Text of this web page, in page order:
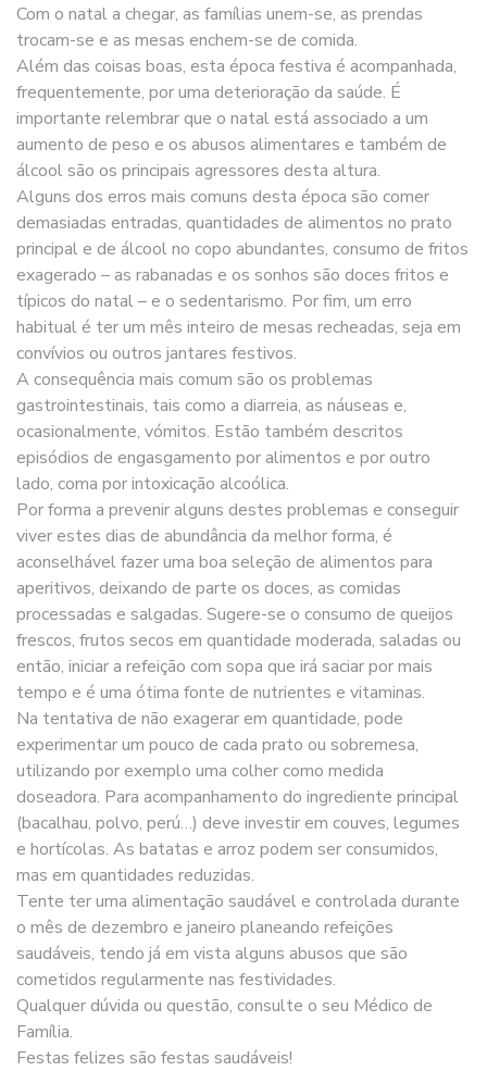
Com o natal a chegar, as famílias unem-se, as prendas
trocam-se e as mesas enchem-se de comida.
Além das coisas boas, esta época festiva é acompanhada,
frequentemente, por uma deterioração da saúde. É
importante relembrar que o natal está associado a um
aumento de peso e os abusos alimentares e também de
álcool são os principais agressores desta altura.
Alguns dos erros mais comuns desta época são comer
demasiadas entradas, quantidades de alimentos no prato
principal e de álcool no copo abundantes, consumo de fritos
exagerado – as rabanadas e os sonhos são doces fritos e
típicos do natal – e o sedentarismo. Por fim, um erro
habitual é ter um mês inteiro de mesas recheadas, seja em
convívios ou outros jantares festivos.
A consequência mais comum são os problemas
gastrointestinais, tais como a diarreia, as náuseas e,
ocasionalmente, vómitos. Estão também descritos
episódios de engasgamento por alimentos e por outro
lado, coma por intoxicação alcoólica.
Por forma a prevenir alguns destes problemas e conseguir
viver estes dias de abundância da melhor forma, é
aconselhável fazer uma boa seleção de alimentos para
aperitivos, deixando de parte os doces, as comidas
processadas e salgadas. Sugere-se o consumo de queijos
frescos, frutos secos em quantidade moderada, saladas ou
então, iniciar a refeição com sopa que irá saciar por mais
tempo e é uma ótima fonte de nutrientes e vitaminas.
Na tentativa de não exagerar em quantidade, pode
experimentar um pouco de cada prato ou sobremesa,
utilizando por exemplo uma colher como medida
doseadora. Para acompanhamento do ingrediente principal
(bacalhau, polvo, perú…) deve investir em couves, legumes
e hortícolas. As batatas e arroz podem ser consumidos,
mas em quantidades reduzidas.
Tente ter uma alimentação saudável e controlada durante
o mês de dezembro e janeiro planeando refeições
saudáveis, tendo já em vista alguns abusos que são
cometidos regularmente nas festividades.
Qualquer dúvida ou questão, consulte o seu Médico de
Família.
Festas felizes são festas saudáveis!